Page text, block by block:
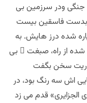
ودر سرزمین بی
بدست فاسقین بیست
پاره شده درز هایش. به
شده از راه، صبغت ِ بی
سخن بگفت
اش سه رنگ بود، در
قدم می زد